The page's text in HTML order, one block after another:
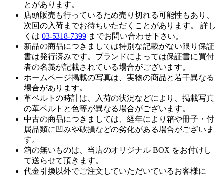
とがあります。
店頭販売も行っているため売り切れる可能性もあり、
次回の入荷までお待ちいただくことがあります。 詳し
くは 03-5318-7399 までお問い合わせ下さい。
新品の商品につきましては特別な記載がない限り保証
書は発行済みです。ブランドによっては保証書に買付
者の名義が記載されている場合がございます。
ホームページ掲載の写真は、実物の商品と若干異なる
場合があります。
革ベルトの時計は、入荷の状況などにより、掲載写真
の革ベルトと色等が異なる場合がございます。
中古の商品につきましては、経年により箱や冊子・付
属品類に凹みや破損などの劣化がある場合がございま
す。
箱の無いものは、当店のオリジナル BOX をお付けし
て送らせて頂きます。
代金引換以外でご注文していただいているお客様に